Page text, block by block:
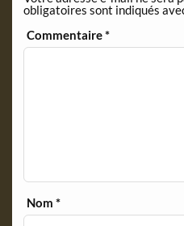
l
y
obligatoires sont indiqués
Commentaire*
Nom*